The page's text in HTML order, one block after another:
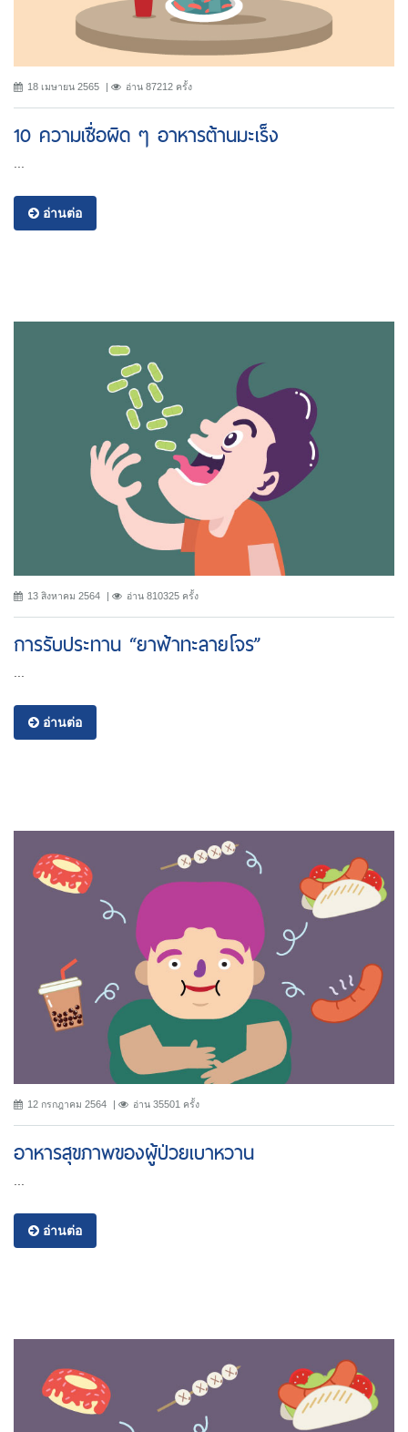
18 เมษายน 2565 อ่าน 87212 ครั้ง
10 ความเชื่อผิด ๆ อาหารต้านมะเร็ง
อ่านต่อ
13 สิงหาคม 2564 อ่าน 810325 ครั้ง
การรับประทาน “ยาฟ้าทะลายโจร”
อ่านต่อ
12 กรกฎาคม 2564 อ่าน 35501 ครั้ง
อาหารสุขภาพของผู้ป่วยเบาหวาน
...
อ่านต่อ